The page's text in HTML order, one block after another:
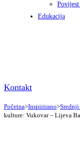
Edukacija
Kontakt
Početna>Inspirirano>
kulture: Vukovar – Lijeva